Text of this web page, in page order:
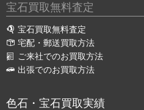
宝石買取無料査定
宝石買取無料査定
宅配・郵送買取方法
ご来社でのお買取方法
出張でのお買取方法
色石・宝石買取実績